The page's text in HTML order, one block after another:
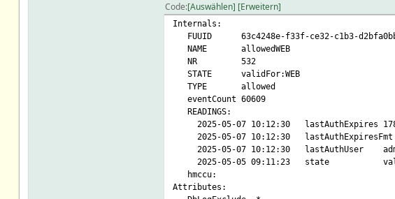
SVGcache 0
alias WEB
closeConn 0
confirmDelete 0
csrfTokenHTTPHeader 1
fwcompress 1
jsLog 0
longpoll websocket
plotEmbed 0
sslVersion TLSv12:!SSLv3
stylesheetPrefix dark
verbose 5
Code Auswählen Erweitern
Internals:
FUUID 63c4248e-f33f-ce32-c1b3-
NAME allowedWEB
NR 532
STATE validFor:WEB
TYPE allowed
eventCount 60609
READINGS:
2025-05-07 10:12:30 lastAuthExpires
2025-05-07 10:12:30 lastAuthExpiresFmt
2025-05-07 10:12:30 lastAuthUser
2025-05-05 09:11:23 state
hmccu:
Attributes: